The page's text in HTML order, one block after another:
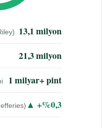
13,1 milyon
21,3 milyon
1 milyar+ pint
▲ +%0,3